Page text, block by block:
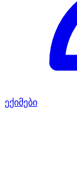
ექიმები